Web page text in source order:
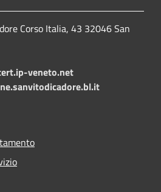
Corso Italia, 43 32046 San
veneto.net